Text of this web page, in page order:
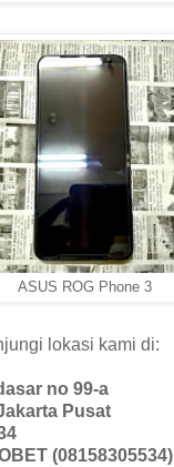
ASUS ROG Phone 3
lokasi kami di:
no 99-a
Pusat
(08158305534)